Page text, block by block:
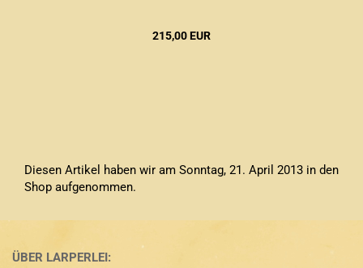
215,00 EUR
Diesen Artikel haben wir am Sonntag, 21. April 2013 in den
Shop aufgenommen.
ÜBER LARPERLEI: